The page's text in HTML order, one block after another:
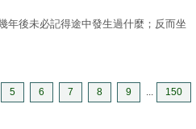
年後未必記得途中發生過什麼；反而坐
5 6 7 8 9 ... 150